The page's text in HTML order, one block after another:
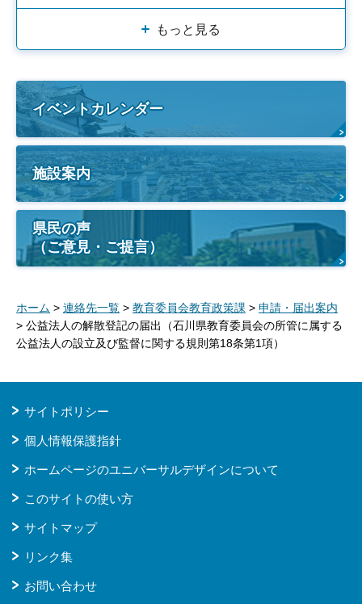
もっと見る
イベントカレンダー
施設案内
県民の声
（ご意見・ご提言）
ホーム > 連絡先一覧 > 教育委員会教育政策課 > 申請・届出案内
> 公益法人の解散登記の届出（石川県教育委員会の所管に属する
公益法人の設立及び監督に関する規則第18条第1項）
サイトポリシー
個人情報保護指針
ホームページのユニバーサルデザインについて
このサイトの使い方
サイトマップ
リンク集
お問い合わせ